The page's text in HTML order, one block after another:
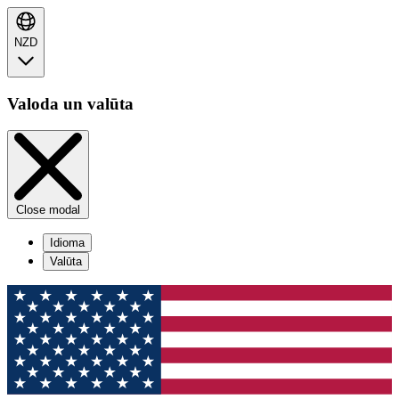
NZD
Valoda un valūta
Close modal
Idioma
Valūta